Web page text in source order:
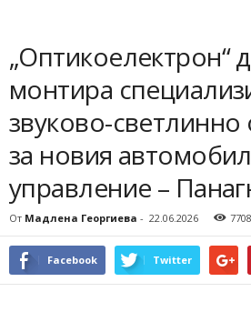
„Оптикоелектрон“
монтира
звуково-
за новия
управление –
От Мадлена Георгиева - 22.06.2026 7708
Facebook Twitter